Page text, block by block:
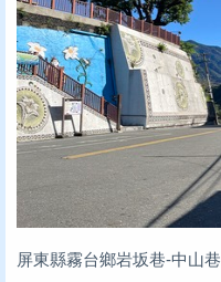
屏東縣霧台鄉岩坂巷-中山巷